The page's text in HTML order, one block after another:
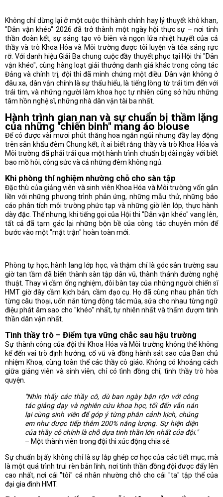
Không chỉ dừng lại ở một cuộc thi hành chính hay lý thuyết khô khan,
"Dân vận khéo" 2026 đã trở thành một ngày hội thực sự – nơi tinh
thần đoàn kết, sự sáng tạo vô biên và ngọn lửa nhiệt huyết của cả
thầy và trò Khoa Hóa và Môi trường được tôi luyện và tỏa sáng rực
rỡ. Với danh hiệu Giải Ba chung cuộc đầy thuyết phục tại Hội thi "Dân
vận khéo", cùng hàng loạt giải thưởng danh giá khác trong công tác
Đảng và chính trị, đội thi đã minh chứng một điều: Dân vận không ở
đâu xa, dân vận chính là sự thấu hiểu, là tiếng lòng từ trái tim đến với
trái tim, và những người làm khoa học tự nhiên cũng sở hữu những
tâm hồn nghệ sĩ, những nhà dân vận tài ba nhất.
Hành trình gian nan và sự chuẩn bị thầm lặng
của những "chiến binh" mang áo blouse
Để có được vài mươi phút thăng hoa ngắn ngủi nhưng đầy lay động
trên sân khấu đêm Chung kết, ít ai biết rằng thầy và trò Khoa Hóa và
Môi trường đã phải trải qua một hành trình chuẩn bị dài ngày với biết
bao mồ hôi, công sức và cả những đêm không ngủ.
Khi phòng thí nghiệm nhường chỗ cho sàn tập
Đặc thù của giảng viên và sinh viên Khoa Hóa và Môi trường vốn gắn
liền với những phương trình phản ứng, những mẫu thử, những báo
cáo phân tích môi trường phức tạp và những giờ lên lớp, thực hành
dày đặc. Thế nhưng, khi tiếng gọi của Hội thi "Dân vận khéo" vang lên,
tất cả đã tạm gác lại những bộn bề của công tác chuyên môn để
bước vào một "mặt trận" hoàn toàn mới.
Phòng tự học, hành lang lớp học, và thậm chí là góc sân trường sau
giờ tan tầm đã biến thành sàn tập dân vũ, thành thánh đường nghệ
thuật. Thay vì cầm ống nghiệm, đôi bàn tay của những người chiến sĩ
HMT giờ đây cầm kịch bản, cầm đạo cụ. Họ đã cùng nhau phân tích
từng câu thoại, uốn nắn từng động tác múa, sửa cho nhau từng ngữ
điệu phát âm sao cho "khéo" nhất, tự nhiên nhất và thấm đượm tinh
thần dân vận nhất.
Tình thầy trò – Điểm tựa vững chắc sau hậu trường
Sự thành công của đội thi Khoa Hóa và Môi trường không thể không
kể đến vai trò định hướng, cổ vũ và đồng hành sát sao của Ban chủ
nhiệm Khoa, cùng toàn thể các thầy cô giáo. Không có khoảng cách
giữa giảng viên và sinh viên, chỉ có tình đồng chí, tình thầy trò hòa
quyện.
"Nhìn thấy các thầy cô, dù ban ngày bận rộn với công
tác giảng dạy và nghiên cứu khoa học, tối đến vẫn nán
lại cùng sinh viên để góp ý từng phân cảnh kịch, chúng
em như được tiếp thêm 200% năng lượng. Sự hiện diện
của thầy cô chính là chỗ dựa tinh thần lớn nhất của đội."
– Một thành viên trong đội thi xúc động chia sẻ.
Sự chuẩn bị ấy không chỉ là sự lắp ghép cơ học của các tiết mục, mà
là một quá trình trui rèn bản lĩnh, nơi tinh thần đồng đội được đẩy lên
cao nhất, nơi cái "tôi" cá nhân nhường chỗ cho cái "ta" tập thể của
đại gia đình HMT.